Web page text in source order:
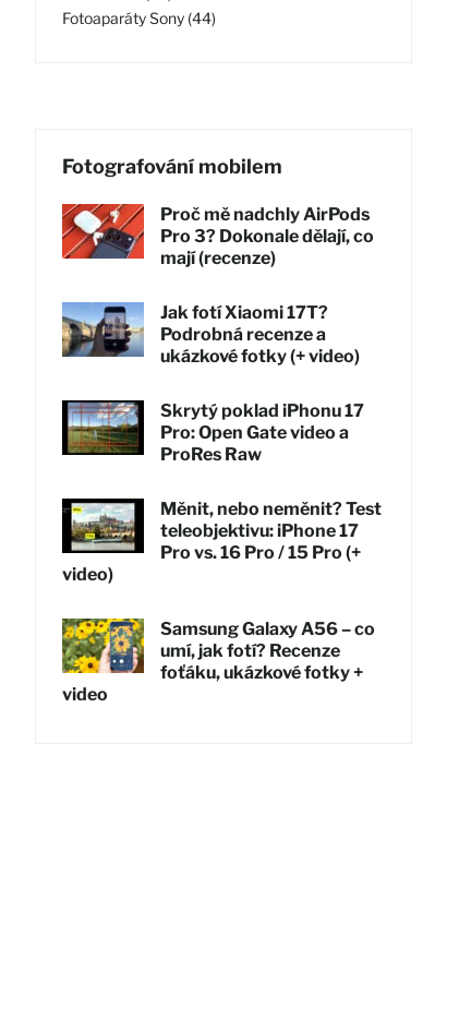
Fotoaparáty Sony (44)
Fotografování mobilem
Proč mě nadchly AirPods
Pro 3? Dokonale dělají, co
mají (recenze)
Jak fotí Xiaomi 17T?
Podrobná recenze a
ukázkové fotky (+ video)
Skrytý poklad iPhonu 17
Pro: Open Gate video a
ProRes Raw
Měnit, nebo neměnit? Test
teleobjektivu: iPhone 17
Pro vs. 16 Pro / 15 Pro (+
video)
Samsung Galaxy A56 – co
umí, jak fotí? Recenze
foťáku, ukázkové fotky +
video